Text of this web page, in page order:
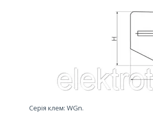
Серія клем: WGn.